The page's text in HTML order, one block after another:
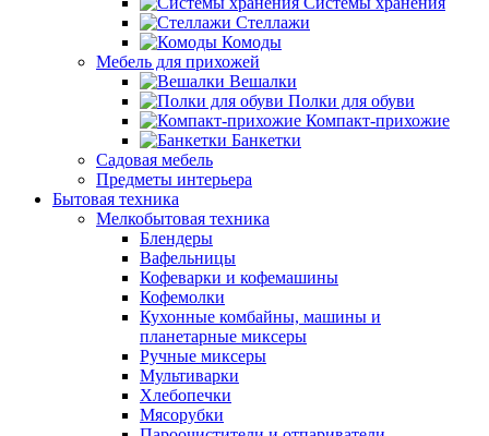
Стеллажи
Комоды
Мебель для прихожей
Вешалки
Полки для обуви
Компакт-прихожие
Банкетки
Садовая мебель
Предметы интерьера
Бытовая техника
Мелкобытовая техника
Блендеры
Вафельницы
Кофеварки и кофемашины
Кофемолки
Кухонные комбайны, машины и
планетарные миксеры
Ручные миксеры
Мультиварки
Хлебопечки
Мясорубки